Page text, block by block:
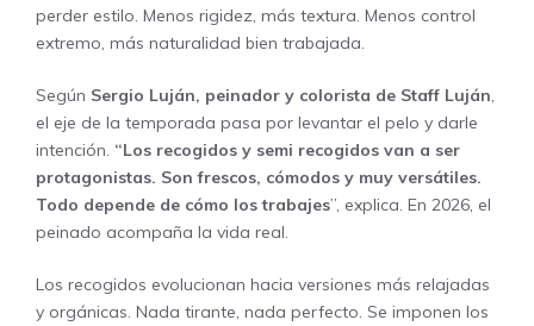
perder estilo. Menos rigidez, más textura. Menos control
extremo, más naturalidad bien trabajada.
Según Sergio Luján, peinador y colorista de Staff Luján,
el eje de la temporada pasa por levantar el pelo y darle
intención. “Los recogidos y semi recogidos van a ser
protagonistas. Son frescos, cómodos y muy versátiles.
Todo depende de cómo los trabajes”, explica. En 2026, el
peinado acompaña la vida real.
Los recogidos evolucionan hacia versiones más relajadas
y orgánicas. Nada tirante, nada perfecto. Se imponen los